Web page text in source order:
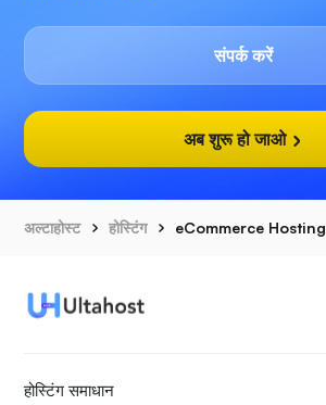
संपर्क करें
अब शुरू हो जाओ
अल्टाहोस्ट होस्टिंग eCommerce Hosting
होस्टिंग समाधान